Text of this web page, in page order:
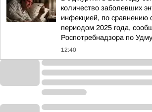
количество заболевших
инфекцией, по сравнению
периодом 2025 года,
Роспотребнадзора по
12:40